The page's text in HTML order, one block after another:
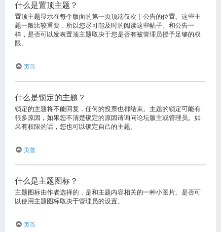
什么是置顶主题？
置顶主题显示在每个版面的第一页顶端仅次于公告的位置。这些主
题一般比较重要，所以您尽可能及时的阅读这些帖子。和公告一
样，是否可以发表置顶主题取决于您是否有被管理员授予足够的权
限。
页首
什么是锁定的主题？
锁定的主题将不能回复，任何的投票也都结束。主题的锁定可能有
很多原因，如果您不清楚锁定的原因请询问论坛版主或管理员。如
果有权限的话，您也可以锁定自己的主题。
页首
什么是主题图标？
主题图标由作者选择的，是和主题内容相关的一种小图片。是否可
以使用主题图标取决于管理员的设置。
页首